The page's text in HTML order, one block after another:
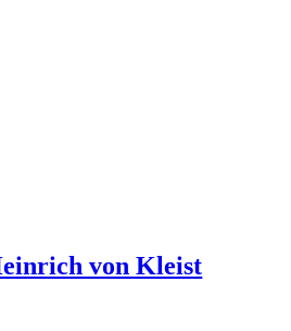
von Kleist